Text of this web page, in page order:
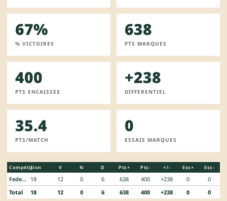
67%
% VICTOIRES
638
PTS MARQUES
400
PTS ENCAISSES
+238
DIFFERENTIEL
35.4
PTS/MATCH
0
ESSAIS MARQUES
Compétition
J V N D Pts+ Pts- +/- Ess+ Ess-
Federale 3 18 12 0 6 638 400 +238 0
0
Total
18 12 0 6 638 400 +238 0 0